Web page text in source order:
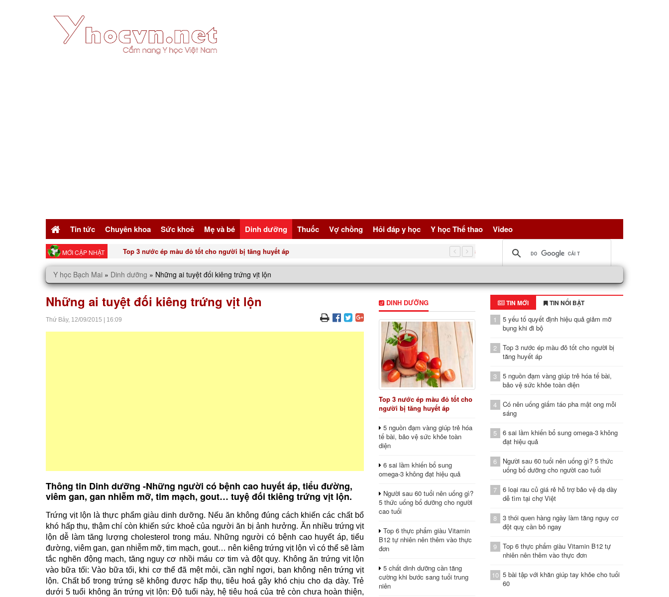
Tin tức Chuyên khoa Sức khoẻ Mẹ và bé Dinh dưỡng Thuốc Vợ chồng Hỏi đáp y học Y học Thể thao Video
MỚI CẬP NHẬT Top 3 nước ép màu đỏ tốt cho người bị tăng huyết áp 5 nguồn đạm vàng giúp trẻ hóa tế bài, bảo vệ sức khỏe toàn
Y học Bạch Mai » Dinh dưỡng » Những ai tuyệt đối kiêng trứng vịt lộn
Những ai tuyệt đối kiêng trứng vịt lộn
Thứ Bảy, 12/09/2015 16:09
Thông tin Dinh dưỡng -Những người có bệnh cao huyết áp, tiểu đường,
viêm gan, gan nhiễm mỡ, tim mạch, gout… tuyệ đối tkiêng trứng vịt lộn.
Trứng vịt lộn là thực phẩm giàu dinh dưỡng. Nếu ăn không đúng cách khiến các chất bổ
khó hấp thụ, thậm chí còn khiến sức khoẻ của người ăn bị ảnh hưởng. Ăn nhiều trứng vịt
lộn dễ làm tăng lượng cholesterol trong máu. Những người có bệnh cao huyết áp, tiểu
đường, viêm gan, gan nhiễm mỡ, tim mạch, gout… nên kiêng trứng vịt lộn vì có thể sẽ làm
tắc nghẽn động mạch, tăng nguy cơ nhồi máu cơ tim và đột quỵ. Không ăn trứng vịt lộn
vào bữa tối: Vào bữa tối, khi cơ thể đã mệt mỏi, cần nghỉ ngơi, bạn không nên trứng vịt
lộn. Chất bổ trong trứng sẽ không được hấp thụ, tiêu hoá gây khó chịu cho dạ dày. Trẻ
dưới 5 tuổi không ăn trứng vịt lộn: Độ tuổi này, hệ tiêu hoá của trẻ còn chưa hoàn thiện,
DINH DƯỠNG
Top 3 nước ép màu đỏ tốt cho
người bị tăng huyết áp
5 nguồn đạm vàng giúp trẻ hóa
tế bài, bảo vệ sức khỏe toàn
diện
6 sai lầm khiến bổ sung
omega-3 không đạt hiệu quả
Người sau 60 tuổi nên uống gì?
5 thức uống bổ dưỡng cho người
cao tuổi
Top 6 thực phẩm giàu Vitamin
B12 tự nhiên nên thêm vào thực
đơn
5 chất dinh dưỡng cần tăng
cường khi bước sang tuổi trung
niên
TIN MỚI TIN NỔI BẬT
1
5 yếu tố quyết định hiệu quả giảm mỡ
bụng khi đi bộ
2
Top 3 nước ép màu đỏ tốt cho người bị
tăng huyết áp
3
5 nguồn đạm vàng giúp trẻ hóa tế bài,
bảo vệ sức khỏe toàn diện
4
Có nên uống giấm táo pha mật ong mỗi
sáng
5
6 sai lầm khiến bổ sung omega-3 không
đạt hiệu quả
6
Người sau 60 tuổi nên uống gì? 5 thức
uống bổ dưỡng cho người cao tuổi
7
6 loại rau củ giá rẻ hỗ trợ bảo vệ dạ dày
dễ tìm tại chợ Việt
8
3 thói quen hàng ngày làm tăng nguy cơ
đột quỵ cần bỏ ngay
9
Top 6 thực phẩm giàu Vitamin B12 tự
nhiên nên thêm vào thực đơn
10 5 bài tập với khăn giúp tay khỏe cho tuổi
60